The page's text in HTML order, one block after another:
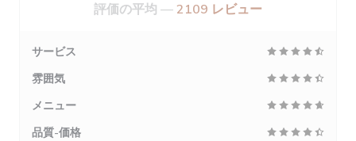
評価の平均 —2109 レビュー
サービス
雰囲気
メニュー
品質-価格